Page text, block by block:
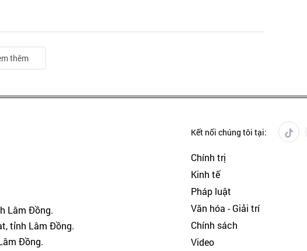
thêm
Lâm Đồng.
tỉnh Lâm Đồng.
Đồng.
Kết nối chúng tôi tại:
Chính trị
Kinh tế
Pháp luật
Văn hóa - Giải trí
Chính sách
Video